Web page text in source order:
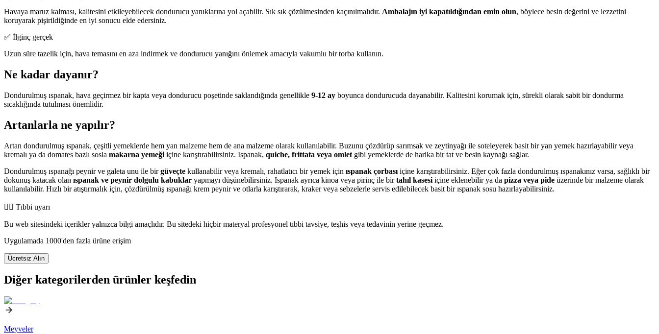
Havaya maruz kalması, kalitesini etkileyebilecek dondurucu yanıklarına yol açabilir. Sık sık çözülmesinden kaçınılmalıdır. Ambalajın iyi kapatıldığından emin olun, böylece besin değerini ve lezzetini
koruyarak pişirildiğinde en iyi sonucu elde edersiniz.
✅ İlginç gerçek
Uzun süre tazelik için, hava temasını en aza indirmek ve dondurucu yanığını önlemek amacıyla vakumlu bir torba kullanın.
Ne kadar dayanır?
Dondurulmuş ıspanak, hava geçirmez bir kapta veya dondurucu poşetinde saklandığında genellikle 9-12 ay boyunca dondurucuda dayanabilir. Kalitesini korumak için, sürekli olarak sabit bir dondurma
sıcaklığında tutulması önemlidir.
Artanlarla ne yapılır?
Artan dondurulmuş ıspanak, çeşitli yemeklerde hem yan malzeme hem de ana malzeme olarak kullanılabilir. Buzunu çözdürüp sarımsak ve zeytinyağı ile soteleyerek basit bir yan yemek hazırlayabilir veya
kremalı ya da domates bazlı sosla makarna yemeği içine karıştırabilirsiniz. Ispanak, quiche, frittata veya omlet gibi yemeklerde de harika bir tat ve besin kaynağı sağlar.
Dondurulmuş ıspanağı peynir ve galeta unu ile birgüveçte kullanabilir veya kremalı, rahatlatıcı bir yemek için ıspanak çorbası içine karıştırabilirsiniz. Eğer çok fazla dondurulmuş ıspanakınız varsa, sağlıklı bir
dokunuş katacak olan ıspanak ve peynir dolgulu kabuklar yapmayı düşünebilirsiniz. Ispanak ayrıca kinoa veya pirinç ile birtahıl kasesi içine eklenebilir ya da pizza veya pide üzerinde bir malzeme olarak
kullanılabilir. Hızlı bir atıştırmalık için, çözdürülmüş ıspanağı krem peynir ve otlarla karıştırarak, kraker veya sebzelerle servis edilebilecek basit bir ıspanak sosu hazırlayabilirsiniz.
👨‍⚕️️ Tıbbi uyarı
Bu web sitesindeki içerikler yalnızca bilgi amaçlıdır. Bu sitedeki hiçbir materyal profesyonel tıbbi tavsiye, teşhis veya tedavinin yerine geçmez.
Uygulamada 1000'den fazla ürüne erişim
Ücretsiz Alın
Diğer kategorilerden ürünler keşfedin
Meyveler